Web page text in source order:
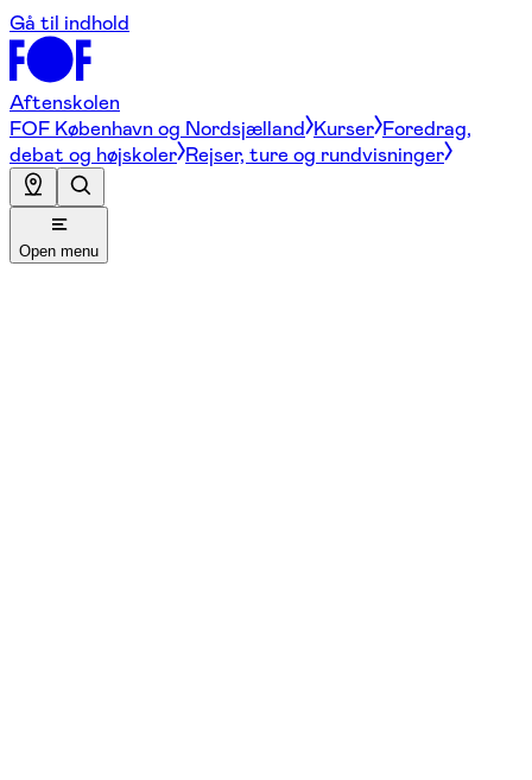
Gå til indhold
Aftenskolen
FOF København og Nordsjælland Kurser Foredrag,
debat og højskoler Rejser, ture og rundvisninger
Open menu